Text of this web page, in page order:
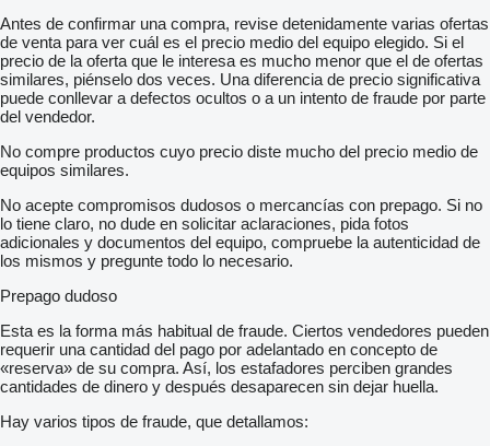
Antes de confirmar una compra, revise detenidamente varias ofertas
de venta para ver cuál es el precio medio del equipo elegido. Si el
precio de la oferta que le interesa es mucho menor que el de ofertas
similares, piénselo dos veces. Una diferencia de precio significativa
puede conllevar a defectos ocultos o a un intento de fraude por parte
del vendedor.
No compre productos cuyo precio diste mucho del precio medio de
equipos similares.
No acepte compromisos dudosos o mercancías con prepago. Si no
lo tiene claro, no dude en solicitar aclaraciones, pida fotos
adicionales y documentos del equipo, compruebe la autenticidad de
los mismos y pregunte todo lo necesario.
Prepago dudoso
Esta es la forma más habitual de fraude. Ciertos vendedores pueden
requerir una cantidad del pago por adelantado en concepto de
«reserva» de su compra. Así, los estafadores perciben grandes
cantidades de dinero y después desaparecen sin dejar huella.
Hay varios tipos de fraude, que detallamos: